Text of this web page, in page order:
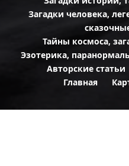
Загадки человека,
Тайны космоса,
Эзотерика,
Авторские статьи
Главная